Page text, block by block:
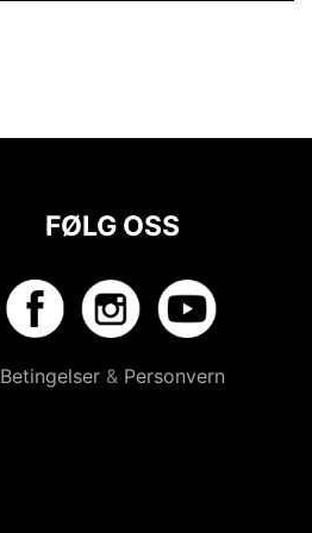
FØLG OSS
Betingelser& Personvern